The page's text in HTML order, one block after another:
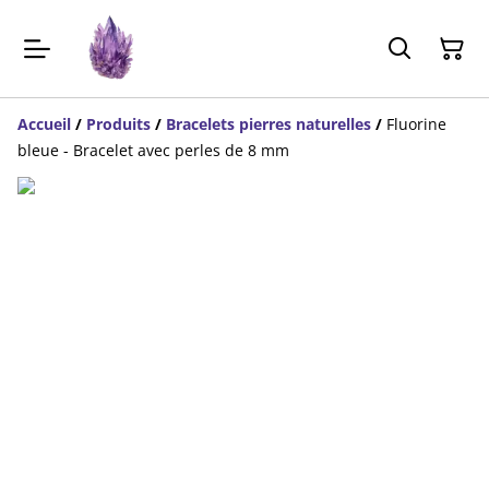
Accueil / Produits / Bracelets pierres naturelles / Fluorine
bleue - Bracelet avec perles de 8 mm